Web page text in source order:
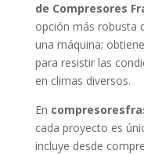
de Compresores
opción más robusta
una máquina;
para resistir las
en climas diversos.
En
cada proyecto es
incluye desde